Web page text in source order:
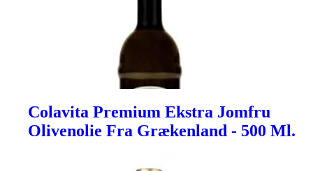
Colavita Premium Ekstra Jomfru
Olivenolie Fra Grækenland - 500 Ml.